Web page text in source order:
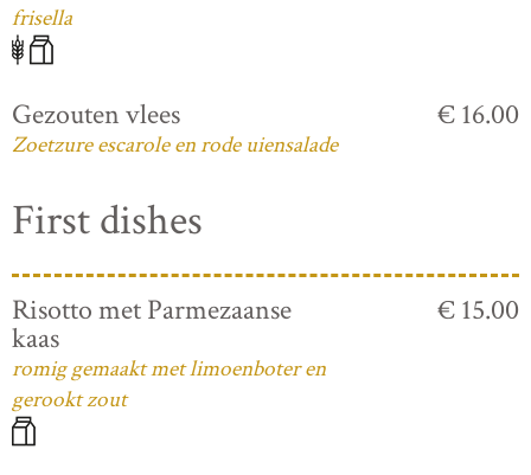
frisella
Gezouten vlees
Zoetzure escarole en rode uiensalade
€ 16.00
First dishes
Risotto met Parmezaanse
kaas
romig gemaakt met limoenboter en
gerookt zout
€ 15.00